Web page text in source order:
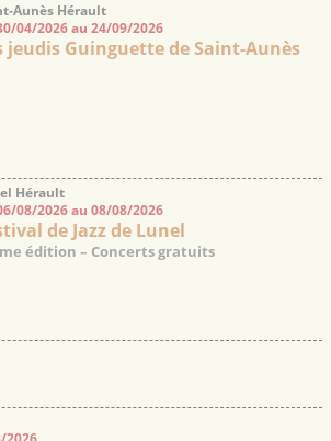
Aunès Hérault
04/2026 au 24/09/2026
jeudis Guinguette de Saint-Aunès
Hérault
08/2026 au 08/08/2026
de Jazz de Lunel
édition – Concerts gratuits